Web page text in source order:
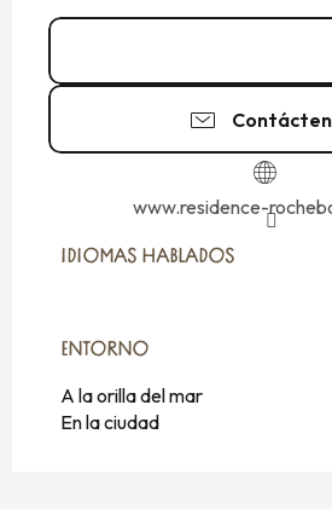
www.residence-
IDIOMAS HABLADOS
IDIOMAS HABLADOS
ENTORNO
ENTORNO
A la orilla del mar
En la ciudad